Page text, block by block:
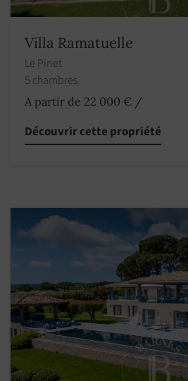
Villa Ramatuelle
Le Pinet
5 chambres
A partir de 22 000 € /
Découvrir cette propriété